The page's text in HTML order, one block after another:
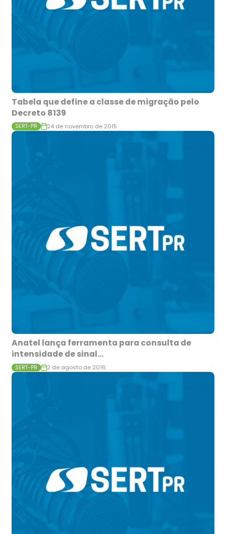
Tabela que define a classe de migração pelo
Decreto 8139
SERT-PR 24 de novembro de 2015
Anatel lança ferramenta para consulta de
intensidade de sinal...
SERT-PR 2 de agosto de 2016